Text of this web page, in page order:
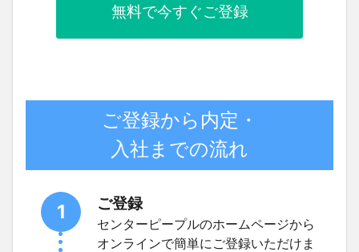
無料で今すぐご登録
ご登録から内定・
入社までの流れ
1 ご登録
センターピープルのホームページから
オンラインで簡単にご登録いただけま